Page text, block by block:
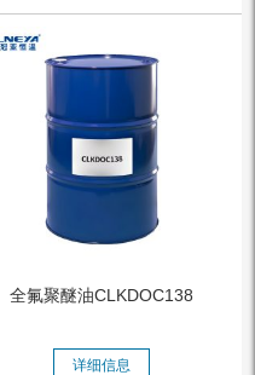
全氟聚醚油CLKDOC138
详细信息